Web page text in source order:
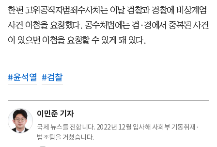
한편 고위공직자범죄수사처는 이날 검찰과 경찰에 비상계엄
사건 이첩을 요청했다. 공수처법에는 검·경에서 중복된 사건
이 있으면 이첩을 요청할 수 있게 돼 있다.
#윤석열 #검찰
이민준 기자
국제 뉴스를 전합니다. 2022년 12월 입사해 사회부 기동취재·
법조팀을 거쳤습니다.